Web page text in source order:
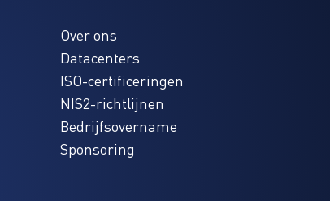
Over ons
Datacenters
ISO-certificeringen
NIS2-richtlijnen
Bedrijfsovername
Sponsoring